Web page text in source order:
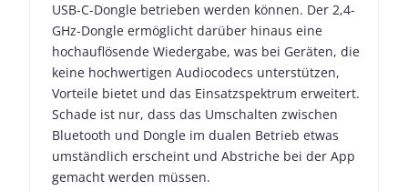
USB-C-Dongle betrieben werden können. Der 2,4-
GHz-Dongle ermöglicht darüber hinaus eine
hochauflösende Wiedergabe, was bei Geräten, die
keine hochwertigen Audiocodecs unterstützen,
Vorteile bietet und das Einsatzspektrum erweitert.
Schade ist nur, dass das Umschalten zwischen
Bluetooth und Dongle im dualen Betrieb etwas
umständlich erscheint und Abstriche bei der App
gemacht werden müssen.